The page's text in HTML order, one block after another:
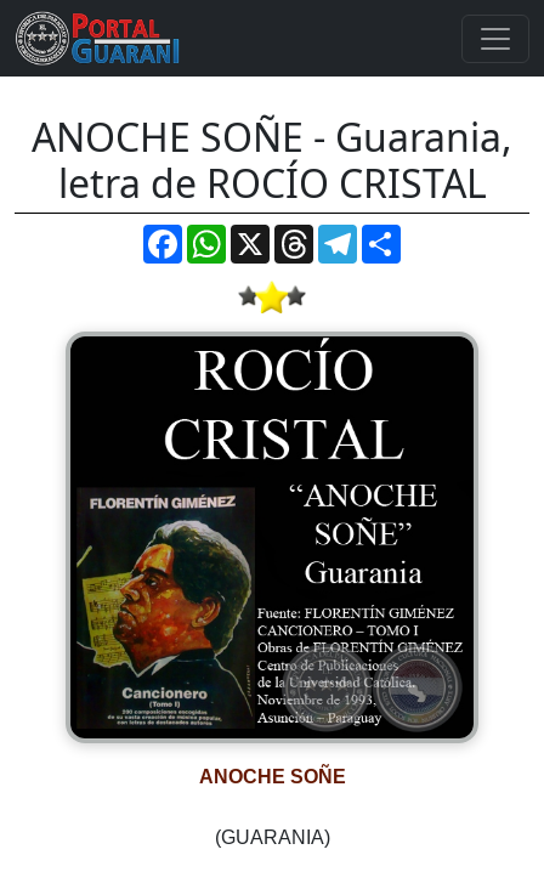
ANOCHE SOÑE - Guarania,
letra de ROCÍO CRISTAL
FacebookWhatsApp
X ThreadsTelegram
ANOCHE SOÑE
(GUARANIA)